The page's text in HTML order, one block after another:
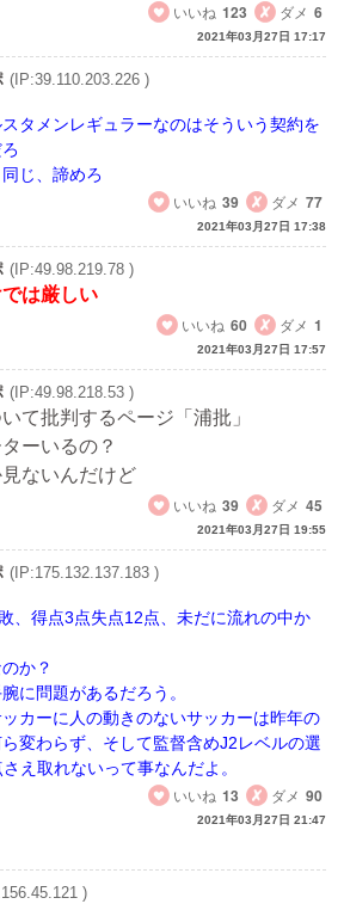
いいね 123 ダメ 6
2021年03月27日 17:17
(IP:39.110.203.226 )
タメンレギュラーなのはそういう契約を
じ、諦めろ
いいね 39 ダメ 77
2021年03月27日 17:38
(IP:49.98.219.78 )
は厳しい
いいね 60 ダメ 1
2021年03月27日 17:57
(IP:49.98.218.53 )
て批判するページ「浦批」
ーいるの？
ないんだけど
いいね 39 ダメ 45
2021年03月27日 19:55
(IP:175.132.137.183 )
、得点3点失点12点、未だに流れの中か
か？
に問題があるだろう。
カーに人の動きのないサッカーは昨年の
変わらず、そして監督含めJ2レベルの選
え取れないって事なんだよ。
いいね 13 ダメ 90
2021年03月27日 21:47
)